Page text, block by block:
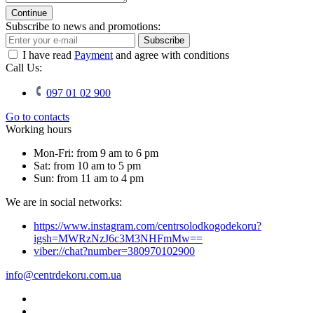
Continue
Subscribe to news and promotions:
Subscribe
I have read Payment and agree with conditions
Call Us:
097 01 02 900
Go to contacts
Working hours
Mon-Fri: from 9 am to 6 pm
Sat: from 10 am to 5 pm
Sun: from 11 am to 4 pm
We are in social networks:
https://www.instagram.com/centrsolodkogodekoru?
igsh=MWRzNzJ6c3M3NHFmMw==
viber://chat?number=380970102900
info@centrdekoru.com.ua